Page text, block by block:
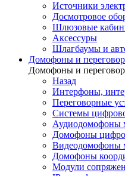
Источники
Досмотровое
Шлюзовые
Аксессуры
Шлагбаумы и
Домофоны и
Домофоны и
Назад
Интерфоны,
Переговорные
Системы
Аудиодомофоны
Домофоны
Видеодомофоны
Домофоны
Модули